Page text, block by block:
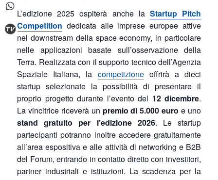
L’edizione 2025 ospiterà anche la Startup Pitch
Competition dedicata alle imprese europee attive
nel downstream della space economy, in particolare
nelle applicazioni basate sull’osservazione della
Terra. Realizzata con il supporto tecnico dell’Agenzia
Spaziale Italiana, la competizioneoffrirà a dieci
startup selezionate la possibilità di presentare il
proprio progetto durante l’evento del 12 dicembre.
La vincitrice riceverà un premio di 5.000 euro e uno
stand gratuito
per l’edizione 2026. Le startup
partecipanti potranno inoltre accedere gratuitamente
all’area espositiva e alle attività di networking e B2B
del Forum, entrando in contatto diretto con investitori,
partner industriali e istituzioni. La scadenza per la